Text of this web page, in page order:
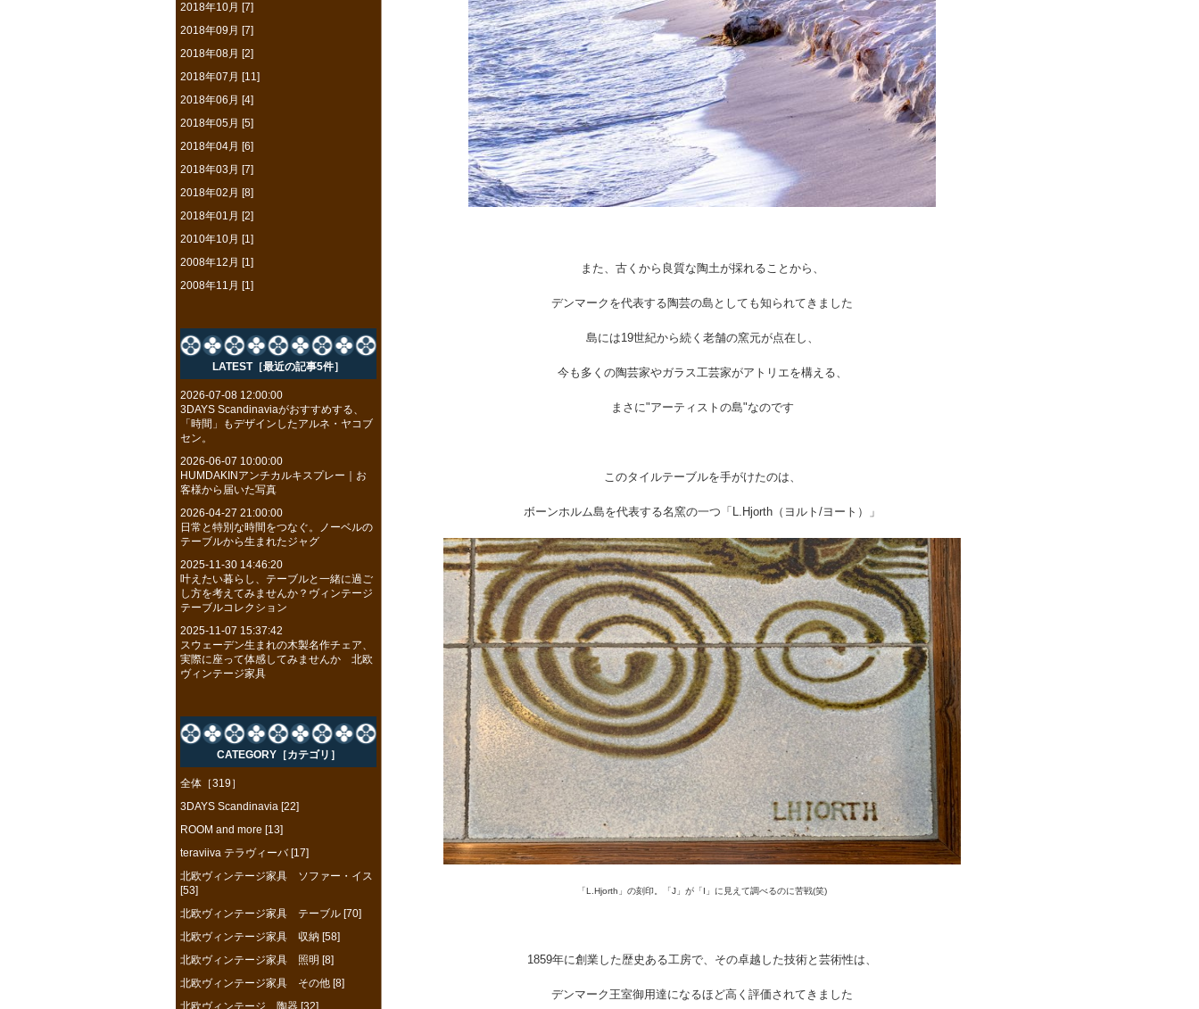
また、古くから良質な陶土が採れることから、
デンマークを代表する陶芸の島としても知られてきました
島には19世紀から続く老舗の窯元が点在し、
今も多くの陶芸家やガラス工芸家がアトリエを構える、
まさに"アーティストの島"なのです
このタイルテーブルを手がけたのは、
ボーンホルム島を代表する名窯の一つ「L.Hjorth（ヨルト/ヨート）」
「L.Hjorth」の刻印。「J」が「I」に見えて調べるのに苦戦(笑)
1859年に創業した歴史ある工房で、その卓越した技術と芸術性は、
デンマーク王室御用達になるほど高く評価されてきました
2018年10月 [7]
2018年09月 [7]
2018年08月 [2]
2018年07月 [11]
2018年06月 [4]
2018年05月 [5]
2018年04月 [6]
2018年03月 [7]
2018年02月 [8]
2018年01月 [2]
2010年10月 [1]
2008年12月 [1]
2008年11月 [1]
LATEST［最近の記事5件］
2026-07-08 12:00:00
3DAYS Scandinaviaがおすすめする、
「時間」もデザインしたアルネ・ヤコブ
セン。
2026-06-07 10:00:00
HUMDAKINアンチカルキスプレー｜お
客様から届いた写真
2026-04-27 21:00:00
日常と特別な時間をつなぐ。ノーベルの
テーブルから生まれたジャグ
2025-11-30 14:46:20
叶えたい暮らし、テーブルと一緒に過ご
し方を考えてみませんか？ヴィンテージ
テーブルコレクション
2025-11-07 15:37:42
スウェーデン生まれの木製名作チェア、
実際に座って体感してみませんか 北欧
ヴィンテージ家具
CATEGORY［カテゴリ］
全体［319］
3DAYS Scandinavia [22]
ROOM and more [13]
teraviiva テラヴィーバ [17]
北欧ヴィンテージ家具 ソファー・イス
[53]
北欧ヴィンテージ家具 テーブル [70]
北欧ヴィンテージ家具 収納 [58]
北欧ヴィンテージ家具 照明 [8]
北欧ヴィンテージ家具 その他 [8]
北欧ヴィンテージ 陶器 [32]